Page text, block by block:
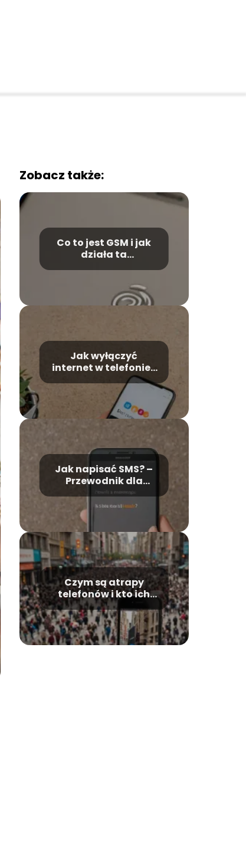
Zobacz także:
Co to jest GSM i jak
działa ta
Jak wyłączyć
internet w telefonie?
– Krok po kroku
Jak napisać SMS? –
Przewodnik dla
początkujących
Czym są atrapy
telefonów i kto ich
używa?